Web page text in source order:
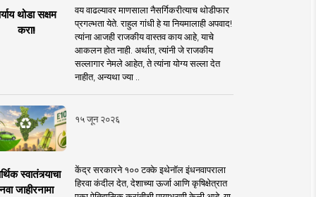
थोडा सक्षम
करा!
वय वाढल्यावर माणसाला नैसर्गिकरीत्याच थोडीफार
प्रगल्भता येते. राहुल गांधी हे या नियमालाही अपवाद!
त्यांना आजही राजकीय वास्तव काय आहे, याचे
आकलन होत नाही. अर्थात, त्यांनी जे राजकीय
सल्लागार नेमले आहेत, ते त्यांना योग्य सल्ला देत
नाहीत, अन्यथा ज्या ..
१५ जून २०२६
स्वातंत्र्याचा
जाहीरनामा
केंद्र सरकारने १०० टक्के इथेनॉल इंधनवापराला
हिरवा कंदील देत, देशाच्या ऊर्जा आणि कृषिक्षेत्रात